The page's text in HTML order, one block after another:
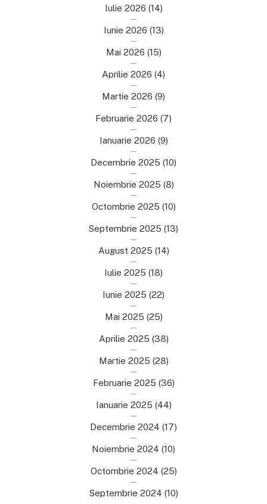
Iulie 2026 (14)
Iunie 2026 (13)
Mai 2026 (15)
Aprilie 2026 (4)
Martie 2026 (9)
Februarie 2026 (7)
Ianuarie 2026 (9)
Decembrie 2025 (10)
Noiembrie 2025 (8)
Octombrie 2025 (10)
Septembrie 2025 (13)
August 2025 (14)
Iulie 2025 (18)
Iunie 2025 (22)
Mai 2025 (25)
Aprilie 2025 (38)
Martie 2025 (28)
Februarie 2025 (36)
Ianuarie 2025 (44)
Decembrie 2024 (17)
Noiembrie 2024 (10)
Octombrie 2024 (25)
Septembrie 2024 (10)